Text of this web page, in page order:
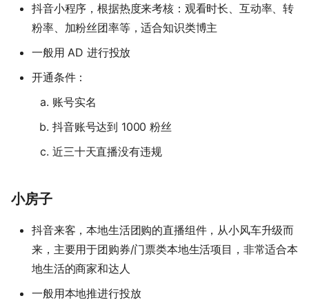
抖音小程序，根据热度来考核：观看时长、互动率、转
粉率、加粉丝团率等，适合知识类博主
一般用 AD 进行投放
开通条件：
账号实名
抖音账号达到 1000 粉丝
近三十天直播没有违规
小房子
抖音来客，本地生活团购的直播组件，从小风车升级而
来，主要用于团购券/门票类本地生活项目，非常适合本
地生活的商家和达人
一般用本地推进行投放